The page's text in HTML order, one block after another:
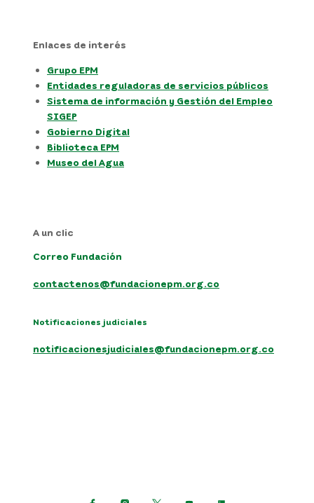
Enlaces de interés
Grupo EPM
Entidades reguladoras de servicios públicos
Sistema de información y Gestión del Empleo
SIGEP
Gobierno Digital
Biblioteca EPM
Museo del Agua
A un clic
Correo Fundación
contactenos@fundacionepm.org.co
Notificaciones judiciales
notificacionesjudiciales@fundacionepm.org.co